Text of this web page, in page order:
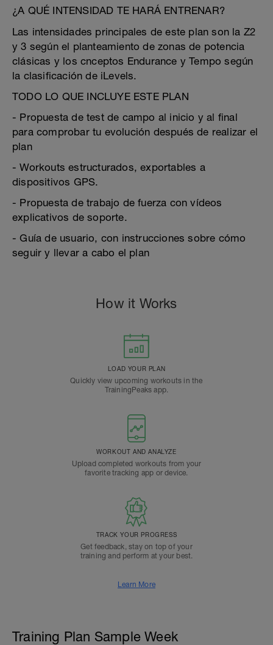
¿A QUÉ INTENSIDAD TE HARÁ ENTRENAR?
Las intensidades principales de este plan son la Z2
y 3 según el planteamiento de zonas de potencia
clásicas y los cnceptos Endurance y Tempo según
la clasificación de iLevels.
TODO LO QUE INCLUYE ESTE PLAN
- Propuesta de test de campo al inicio y al final
para comprobar tu evolución después de realizar el
plan
- Workouts estructurados, exportables a
dispositivos GPS.
- Propuesta de trabajo de fuerza con vídeos
explicativos de soporte.
- Guía de usuario, con instrucciones sobre cómo
seguir y llevar a cabo el plan
How it Works
LOAD YOUR PLAN
Quickly view upcoming workouts in the
TrainingPeaks app.
WORKOUT AND ANALYZE
Upload completed workouts from your
favorite tracking app or device.
TRACK YOUR PROGRESS
Get feedback, stay on top of your
training and perform at your best.
Learn More
Training Plan Sample Week